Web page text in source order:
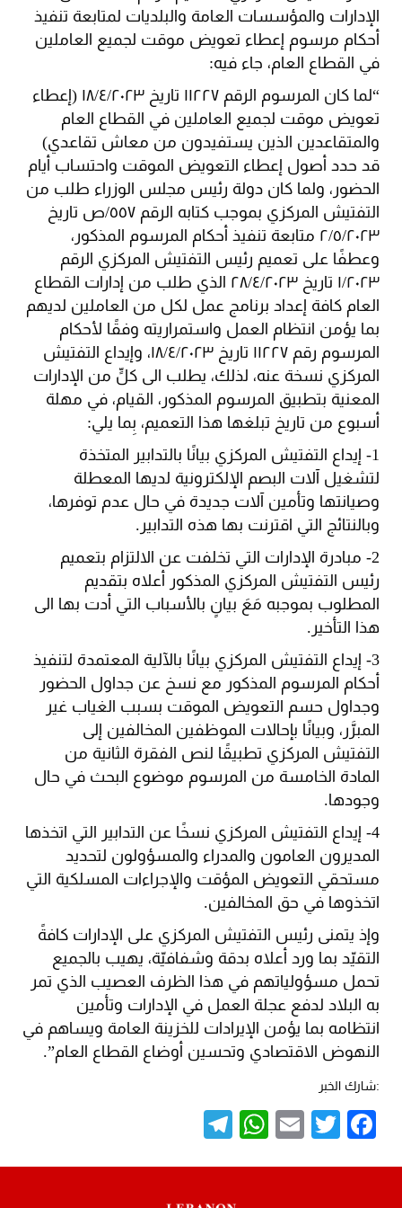
الإدارات والمؤسسات العامة والبلديات لمتابعة تنفيذ
أحكام مرسوم إعطاء تعويض موقت لجميع العاملين
في القطاع العام، جاء فيه:
“لما كان المرسوم الرقم ١١٢٢٧ تاريخ ١٨/٤/٢٠٢٣ (إعطاء
تعويض موقت لجميع العاملين في القطاع العام
والمتقاعدين الذين يستفيدون من معاش تقاعدي)
قد حدد أصول إعطاء التعويض الموقت واحتساب أيام
الحضور، ولما كان دولة رئيس مجلس الوزراء طلب من
التفتيش المركزي بموجب كتابه الرقم ٥٥٧/ص تاريخ
٢/٥/٢٠٢٣ متابعة تنفيذ أحكام المرسوم المذكور،
وعطفًا على تعميم رئيس التفتيش المركزي الرقم
١/٢٠٢٣ تاريخ ٢٨/٤/٢٠٢٣ الذي طلب من إدارات القطاع
العام كافة إعداد برنامج عمل لكل من العاملين لديهم
بما يؤمن انتظام العمل واستمراريته وفقًا لأحكام
المرسوم رقم ١١٢٢٧ تاريخ ١٨/٤/٢٠٢٣، وإيداع التفتيش
المركزي نسخة عنه، لذلك، يطلب الى كلٍّ من الإدارات
المعنية بتطبيق المرسوم المذكور، القيام، في مهلة
أسبوع من تاريخ تبلغها هذا التعميم، بِما يلي:
1- إيداع التفتيش المركزي بيانًا بالتدابير المتخذة
لتشغيل آلات البصم الإلكترونية لديها المعطلة
وصيانتها وتأمين آلات جديدة في حال عدم توفرها،
وبالنتائج التي اقترنت بها هذه التدابير.
2- مبادرة الإدارات التي تخلفت عن الالتزام بتعميم
رئيس التفتيش المركزي المذكور أعلاه بتقديم
المطلوب بموجبه مَعَ بيانٍ بالأسباب التي أدت بها الى
هذا التأخير.
3- إيداع التفتيش المركزي بيانًا بالآلية المعتمدة لتنفيذ
أحكام المرسوم المذكور مع نسخ عن جداول الحضور
وجداول حسم التعويض الموقت بسبب الغياب غير
المبرَّر، وبيانًا بإحالات الموظفين المخالفين إلى
التفتيش المركزي تطبيقًا لنص الفقرة الثانية من
المادة الخامسة من المرسوم موضوع البحث في حال
وجودها.
4- إيداع التفتيش المركزي نسخًا عن التدابير التي اتخذها
المديرون العامون والمدراء والمسؤولون لتحديد
مستحقي التعويض المؤقت والإجراءات المسلكية التي
اتخذوها في حق المخالفين.
وإذ يتمنى رئيس التفتيش المركزي على الإدارات كافةً
التقيّد بما ورد أعلاه بدقة وشفافيّة، يهيب بالجميع
تحمل مسؤولياتهم في هذا الظرف العصيب الذي تمر
به البلاد لدفع عجلة العمل في الإدارات وتأمين
انتظامه بما يؤمن الإيرادات للخزينة العامة ويساهم في
النهوض الاقتصادي وتحسين أوضاع القطاع العام”.
:شارك الخبر
Facebook
Twitter
Email
WhatsApp